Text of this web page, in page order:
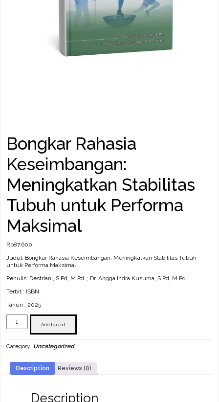
Bongkar Rahasia
Keseimbangan:
Meningkatkan Stabilitas
Tubuh untuk Performa
Maksimal
Rp87.600
Judul: Bongkar Rahasia Keseimbangan: Meningkatkan Stabilitas Tubuh
untuk Performa Maksimal
Penulis: Destriani, S.Pd, M.Pd. ; Dr. Angga Indra Kusuma, S.Pd, M.Pd.
Terbit : ISBN
Tahun : 2025
Bongkar
Rahasia
Keseimbangan:
Stabilitas
untuk
Performa
Maksimal
Add to cart
Category: Uncategorized
Description Reviews (0)
Description